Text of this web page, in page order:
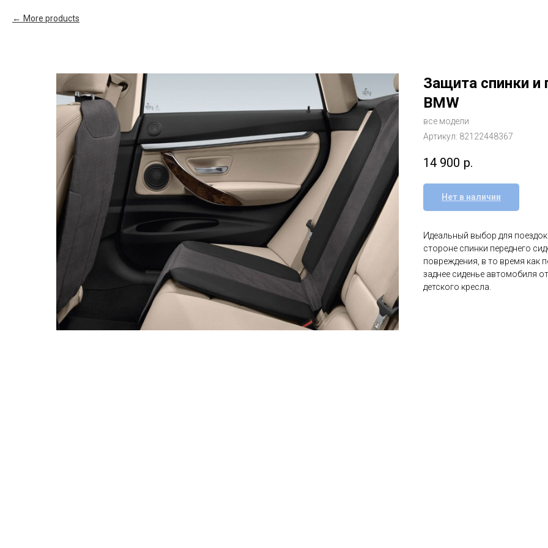
More products
Защита спинки и
BMW
все модели
Артикул: 82122448367
14 900 р.
Нет в наличии
Идеальный выбор для
стороне спинки переднего
повреждения, в то время как
заднее сиденье автомобиля
детского кресла.